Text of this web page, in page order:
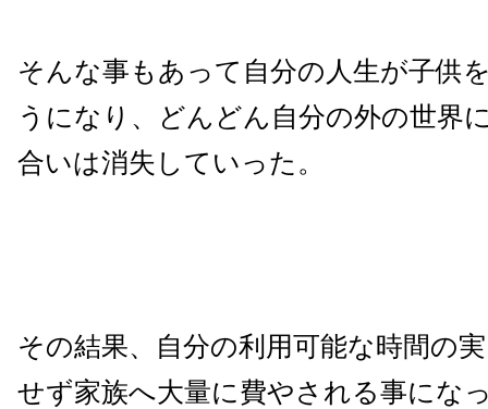
そんな事もあって自分の人生が子供
うになり、どんどん自分の外の世界
合いは消失していった。
その結果、自分の利用可能な時間の
せず家族へ大量に費やされる事にな